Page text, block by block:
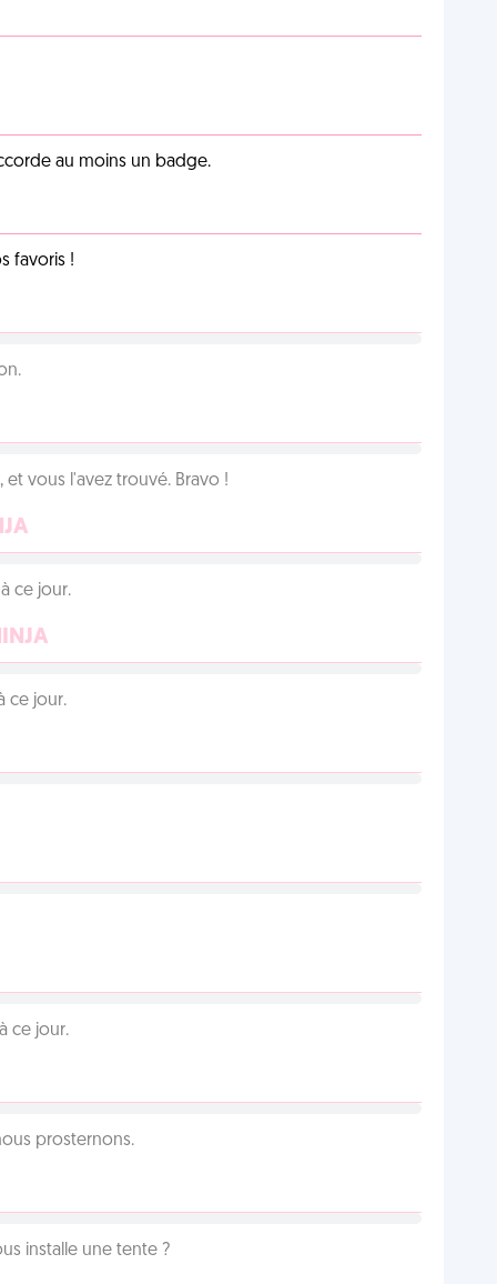
au moins un badge.
favoris !
vous l'avez trouvé. Bravo !
ce jour.
ce jour.
ce jour.
prosternons.
installe une tente ?